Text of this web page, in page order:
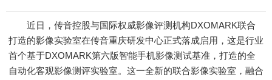
近日，传音控股与国际权威影像评测机构DXOMARK联合
打造的影像实验室在传音重庆研发中心正式落成启用，这是行业
首个基于DXOMARK第六版智能手机影像测试基准，打造的全
自动化客观影像测评实验室。这一全新的联合影像实验室，融合